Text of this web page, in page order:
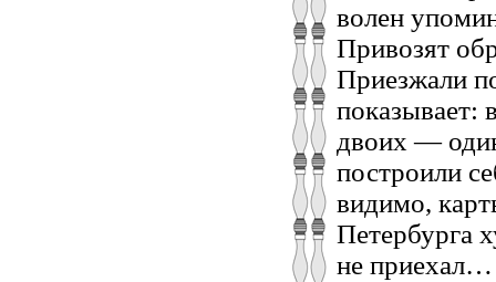
волен
Привозят
Приезжали
показывает:
двоих —
построили
видимо,
Петербурга
не приехал…